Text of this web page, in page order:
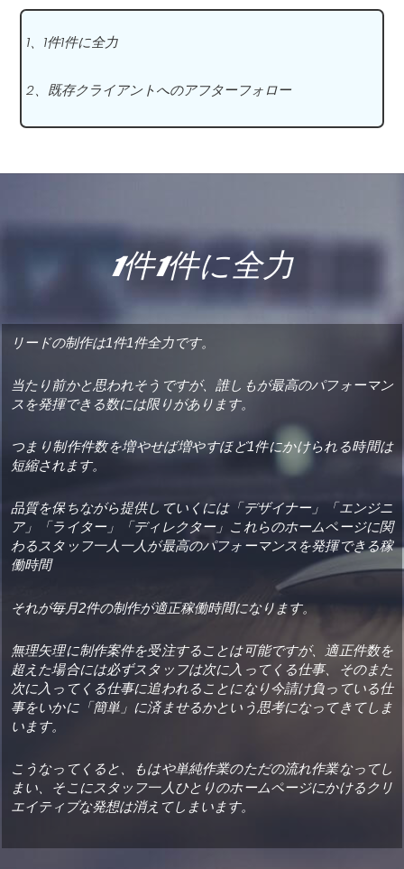
1、1件1件に全力
2、既存クライアントへのアフターフォロー
1件1件に全力
リードの制作は1件1件全力です。
当たり前かと思われそうですが、誰しもが最高のパフォーマン
スを発揮できる数には限りがあります。
つまり制作件数を増やせば増やすほど1件にかけられる時間は
短縮されます。
品質を保ちながら提供していくには「デザイナー」「エンジニ
ア」「ライター」「ディレクター」これらのホームページに関
わるスタッフ一人一人が最高のパフォーマンスを発揮できる稼
働時間
それが毎月2件の制作が適正稼働時間になります。
無理矢理に制作案件を受注することは可能ですが、適正件数を
超えた場合には必ずスタッフは次に入ってくる仕事、そのまた
次に入ってくる仕事に追われることになり今請け負っている仕
事をいかに「簡単」に済ませるかという思考になってきてしま
います。
こうなってくると、もはや単純作業のただの流れ作業なってし
まい、そこにスタッフ一人ひとりのホームページにかけるクリ
エイティブな発想は消えてしまいます。